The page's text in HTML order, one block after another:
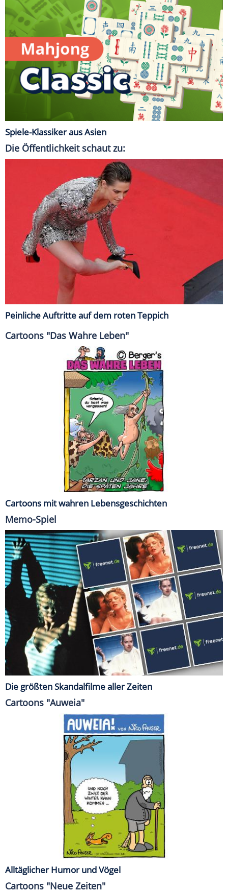
Spiele-Klassiker aus Asien
Die Öffentlichkeit schaut zu:
Peinliche Auftritte auf dem roten Teppich
Cartoons "Das Wahre Leben"
Cartoons mit wahren Lebensgeschichten
Memo-Spiel
Die größten Skandalfilme aller Zeiten
Cartoons "Auweia"
Alltäglicher Humor und Vögel
Cartoons "Neue Zeiten"